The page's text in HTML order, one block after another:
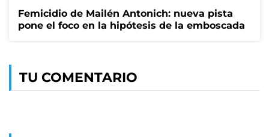
Femicidio de Mailén Antonich: nueva pista
pone el foco en la hipótesis de la emboscada
TU COMENTARIO